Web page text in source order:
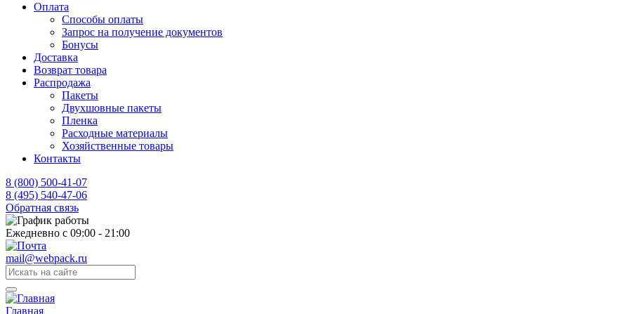
Оплата
Способы оплаты
Запрос на получение документов
Бонусы
Доставка
Возврат товара
Распродажа
Пакеты
Двухшовные пакеты
Пленка
Расходные материалы
Хозяйственные товары
Контакты
8 (800) 500-41-07
8 (495) 540-47-06
Обратная связь
Ежедневно с 09:00 - 21:00
mail@webpack.ru
Главная